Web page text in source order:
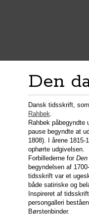
Den
Dansk tidsskrift,
Rahbek
Rahbek påbegyndte
pause begyndte at
1808). I årene
ophørte udgivelsen.
Forbillederne for
begyndelsen af
tidsskrift var et
både satiriske og
Inspireret af
persongalleri
Børstenbinder.